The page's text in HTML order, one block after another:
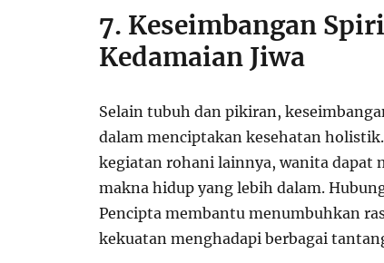
7. Keseimbangan
Kedamaian Jiwa
Selain tubuh dan pikiran,
dalam menciptakan kesehatan
kegiatan rohani lainnya, wanita dapat
makna hidup yang lebih dalam.
Pencipta membantu menumbuhkan
kekuatan menghadapi berbagai